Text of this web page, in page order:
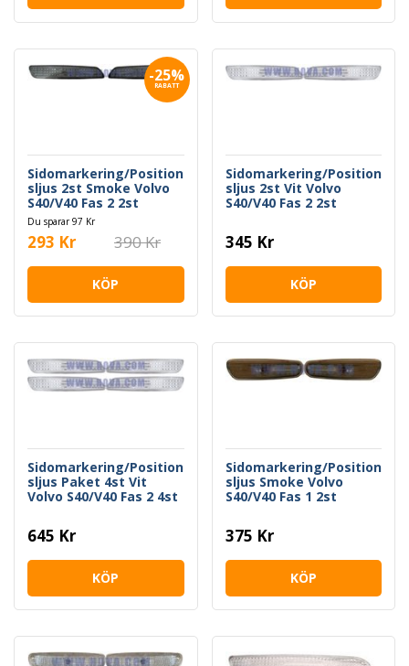
-25%
RABATT
Sidomarkering/Position
sljus 2st Smoke Volvo
S40/V40 Fas 2 2st
Du sparar 97 Kr
293 Kr 390 Kr
KÖP
Sidomarkering/Position
sljus 2st Vit Volvo
S40/V40 Fas 2 2st
345 Kr
KÖP
Sidomarkering/Position
sljus Paket 4st Vit
Volvo S40/V40 Fas 2 4st
645 Kr
KÖP
Sidomarkering/Position
sljus Smoke Volvo
S40/V40 Fas 1 2st
375 Kr
KÖP